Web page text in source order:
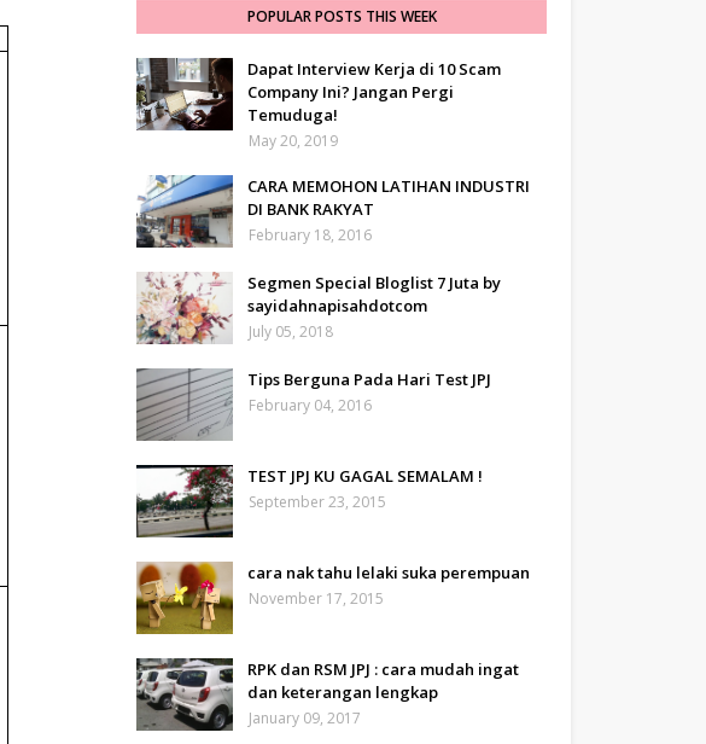
POPULAR POSTS THIS WEEK
Dapat Interview Kerja di 10 Scam
Company Ini? Jangan Pergi
Temuduga!
May 20, 2019
CARA MEMOHON LATIHAN INDUSTRI
DI BANK RAKYAT
February 18, 2016
Segmen Special Bloglist 7 Juta by
sayidahnapisahdotcom
July 05, 2018
Tips Berguna Pada Hari Test JPJ
February 04, 2016
TEST JPJ KU GAGAL SEMALAM !
September 23, 2015
cara nak tahu lelaki suka perempuan
November 17, 2015
RPK dan RSM JPJ : cara mudah ingat
dan keterangan lengkap
January 09, 2017